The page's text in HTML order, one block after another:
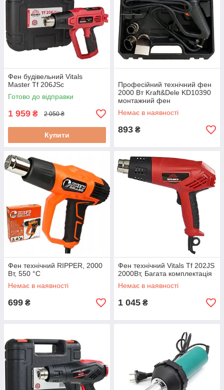
Фен будівельний Vitals
Master Tf 206JSc
Готово до відправки
1 959 ₴ 2 050 ₴
Купити
Професійний технічний фен
2000 Вт Kraft&Dele KD10390
монтажний фен
Немає в наявності
893 ₴
Фен технічний RIPPER, 2000
Вт, 550 °C
Немає в наявності
699 ₴
Фен технічний Vitals Tf 202JS
2000Вт, Багата комплектація
Немає в наявності
1 045 ₴